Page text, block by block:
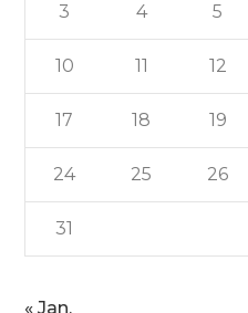
3 4 5
10 11 12
17 18 19
24 25 26
31
« Jan.